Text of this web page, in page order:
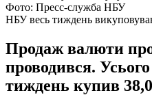
Фото: Пресс-служба НБУ
НБУ весь тиждень
Продаж валюти
проводився.
тиждень купив